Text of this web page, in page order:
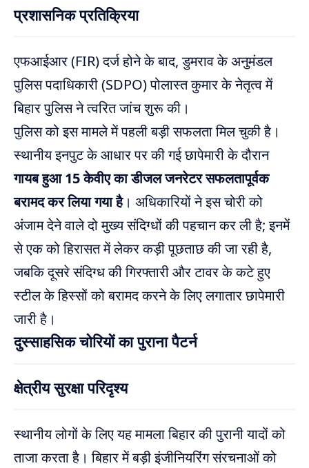
प्रशासनिक प्रतिक्रिया
एफआईआर (FIR) दर्ज होने के बाद, डुमराव के अनुमंडल
पुलिस पदाधिकारी (SDPO) पोलास्त कुमार के नेतृत्व में
बिहार पुलिस ने त्वरित जांच शुरू की।
पुलिस को इस मामले में पहली बड़ी सफलता मिल चुकी है।
स्थानीय इनपुट के आधार पर की गई छापेमारी के दौरान
गायब हुआ 15 केवीए का डीजल जनरेटर सफलतापूर्वक
बरामद कर लिया गया है। अधिकारियों ने इस चोरी को
अंजाम देने वाले दो मुख्य संदिग्धों की पहचान कर ली है; इनमें
से एक को हिरासत में लेकर कड़ी पूछताछ की जा रही है,
जबकि दूसरे संदिग्ध की गिरफ्तारी और टावर के कटे हुए
स्टील के हिस्सों को बरामद करने के लिए लगातार छापेमारी
जारी है।
दुस्साहसिक चोरियों का पुराना पैटर्न
क्षेत्रीय सुरक्षा परिदृश्य
स्थानीय लोगों के लिए यह मामला बिहार की पुरानी यादों को
ताजा करता है। बिहार में बड़ी इंजीनियरिंग संरचनाओं को